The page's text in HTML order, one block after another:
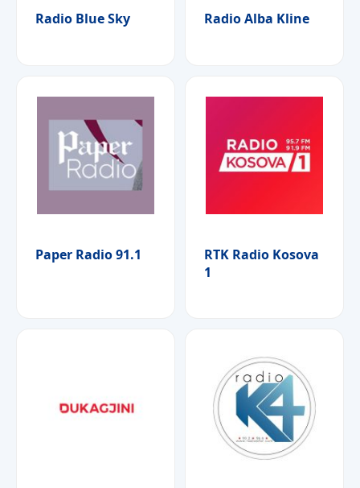
Radio Blue Sky Radio Alba Kline
Paper Radio 91.1
RTK Radio Kosova
1